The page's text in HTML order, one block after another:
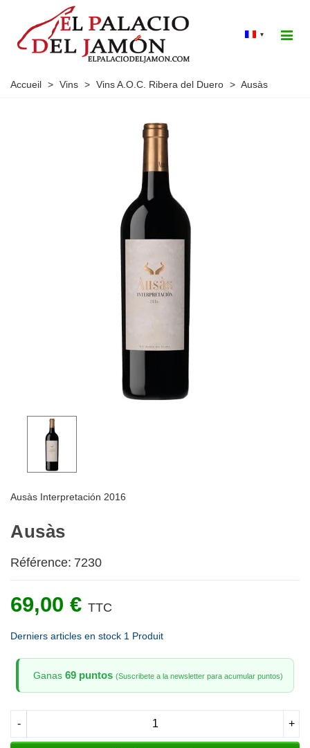
▾
Accueil > Vins > Vins A.O.C. Ribera del Duero > Ausàs
Ausàs Interpretación 2016
Ausàs
Référence: 7230
69,00 € TTC
Derniers articles en stock 1 Produit
Ganas 69 puntos (Suscribete a la newsletter para acumular puntos)
- +